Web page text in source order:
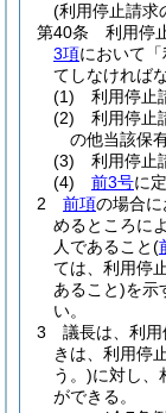
(利用停止請求
第40条
利用停
3項において
てしなければ
(1)
利用停止
(2)
利用停止
の他当該保
(3)
利用停止
(4)
前3号に
2
前項の場合
めるところに
人であること(
ては、利用停
あること)を示
い。
3
議長は、利
きは、利用停
う。)に対し、
ができる。